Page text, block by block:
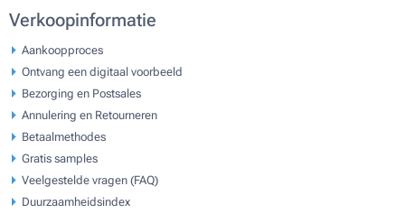
Verkoopinformatie
Aankoopproces
Ontvang een digitaal voorbeeld
Bezorging en Postsales
Annulering en Retourneren
Betaalmethodes
Gratis samples
Veelgestelde vragen (FAQ)
Duurzaamheidsindex